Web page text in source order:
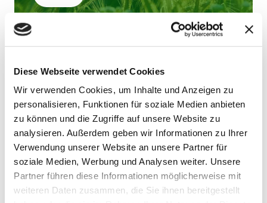
Diese Webseite verwendet Cookies
Wir verwenden Cookies, um Inhalte und Anzeigen zu
personalisieren, Funktionen für soziale Medien anbieten
zu können und die Zugriffe auf unsere Website zu
analysieren. Außerdem geben wir Informationen zu Ihrer
Verwendung unserer Website an unsere Partner für
soziale Medien, Werbung und Analysen weiter. Unsere
Partner führen diese Informationen möglicherweise mit
weiteren Daten zusammen, die Sie ihnen bereitgestellt
Bor-Überschuss: Symptome an den Pflanzen
Eine Überdüngung mit Bor ist leicht möglich. So sind
beispielsweise Schäden durch Kehrrichtkompost oft
auf eine Überversorgung mit Bor zurückzuführen. Bei
einem Überschuss rollen sich die Blätter ähnlich wie bei
Kalimangel ein, und das gelbliche Laub wird von unten
her abgeworfen. Die jungen Blätter sind chlorotisch.
Die Blattspitzen verfärben sich gelb, werden später
nekrotisch und fallen ab.